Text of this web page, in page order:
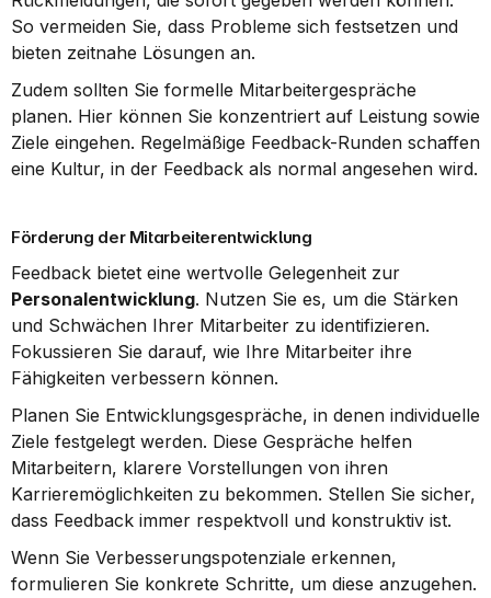
So vermeiden Sie, dass Probleme sich festsetzen und
bieten zeitnahe Lösungen an.
Zudem sollten Sie formelle Mitarbeitergespräche
planen. Hier können Sie konzentriert auf Leistung sowie
Ziele eingehen. Regelmäßige Feedback-Runden schaffen
eine Kultur, in der Feedback als normal angesehen wird.
Förderung der Mitarbeiterentwicklung
Personalentwicklung. Nutzen Sie es, um die Stärken
und Schwächen Ihrer Mitarbeiter zu identifizieren.
Fokussieren Sie darauf, wie Ihre Mitarbeiter ihre
Fähigkeiten verbessern können.
Planen Sie Entwicklungsgespräche, in denen individuelle
Ziele festgelegt werden. Diese Gespräche helfen
Mitarbeitern, klarere Vorstellungen von ihren
Karrieremöglichkeiten zu bekommen. Stellen Sie sicher,
dass Feedback immer respektvoll und konstruktiv ist.
Wenn Sie Verbesserungspotenziale erkennen,
formulieren Sie konkrete Schritte, um diese anzugehen.